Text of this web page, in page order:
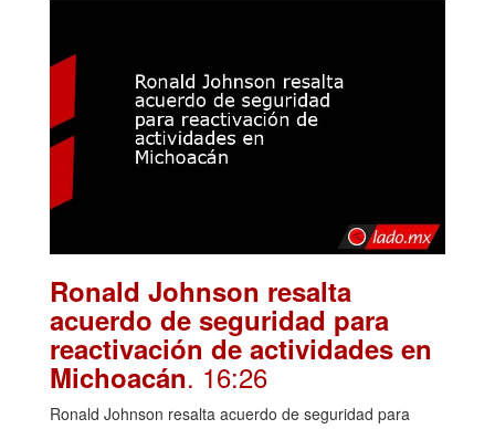
Ronald Johnson resalta
acuerdo de seguridad para
reactivación de actividades en
Michoacán. 16:26
Ronald Johnson resalta acuerdo de seguridad para